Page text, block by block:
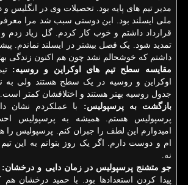
مدیر تیم های پایه بود. تحصیلات وی در
ملی ایسلند بود. این دوستی سبب شد مرا
قرارداد داشتم و خوب کار کردم. گل زیاد زدم
تمدید شود. یک فصل بیشتر در ایسلند نماندم.
داشتم که خوشحالم نشد چون هم اکنون زندگی
مقایسه سطح تیم های اوکراین و روسیه:
اوکراین و روسیه در یک سطح هستند ولی به
جدول روسیه بهتر هستند و اختلافشان کمتر است.
بازگشت به پرسپولیس: با عملکردم نشان
پرسپولیس هستم. همیشه به پرسپولیس
امیدوارم این لطف را جبران کنم. پرسپولیس
ام و دوست دارم. اگر یک روز بتوانم به این
نه.
جو متشنج پرسپولیس در زمان دایی و درخشان:
پیدا کردن استعدادها بود. با حمید درخشان